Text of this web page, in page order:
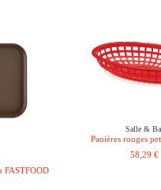
FASTFOOD
Salle &
Panières rouges
58,29 €